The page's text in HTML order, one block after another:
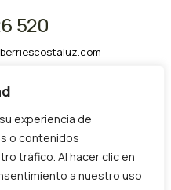
experiencia de
o contenidos
tráfico. Al hacer clic en
a nuestro uso
520